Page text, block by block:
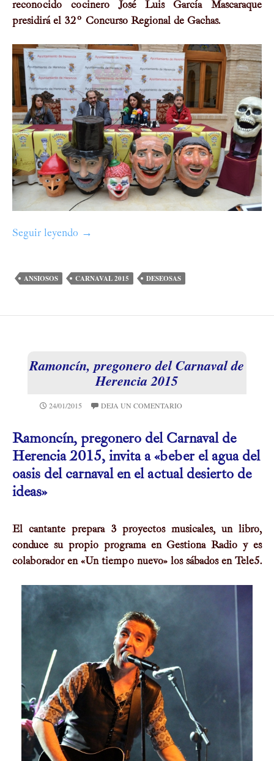
reconocido cocinero José Luis Garcí­a Mascaraque
presidirá el 32º Concurso Regional de Gachas.
Seguir leyendo El Carnaval comienza el próximo fin de
→
ANSIOSOS CARNAVAL 2015 DESEOSAS
Ramoncí­n, pregonero del Carnaval de
Herencia 2015
24/01/2015 DEJA UN COMENTARIO
Ramoncí­n, pregonero del Carnaval de
Herencia 2015, invita a «beber el agua del
oasis del carnaval en el actual desierto de
ideas»
El cantante prepara 3 proyectos musicales, un libro,
conduce su propio programa en Gestiona Radio y es
colaborador en «Un tiempo nuevo» los sábados en Tele5.